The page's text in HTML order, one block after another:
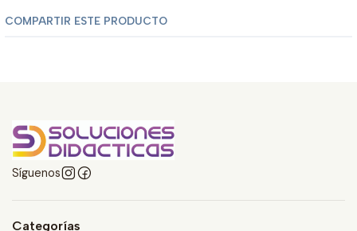
COMPARTIR ESTE PRODUCTO
Síguenos
Categorías